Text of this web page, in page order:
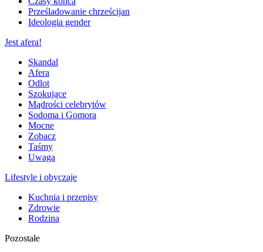
Prześladowanie chrześcijan
Ideologia gender
Jest afera!
Skandal
Afera
Odlot
Szokujące
Mądrości celebrytów
Sodoma i Gomora
Mocne
Zobacz
Taśmy
Uwaga
Lifestyle i obyczaje
Kuchnia i przepisy
Zdrowie
Rodzina
Pozostałe